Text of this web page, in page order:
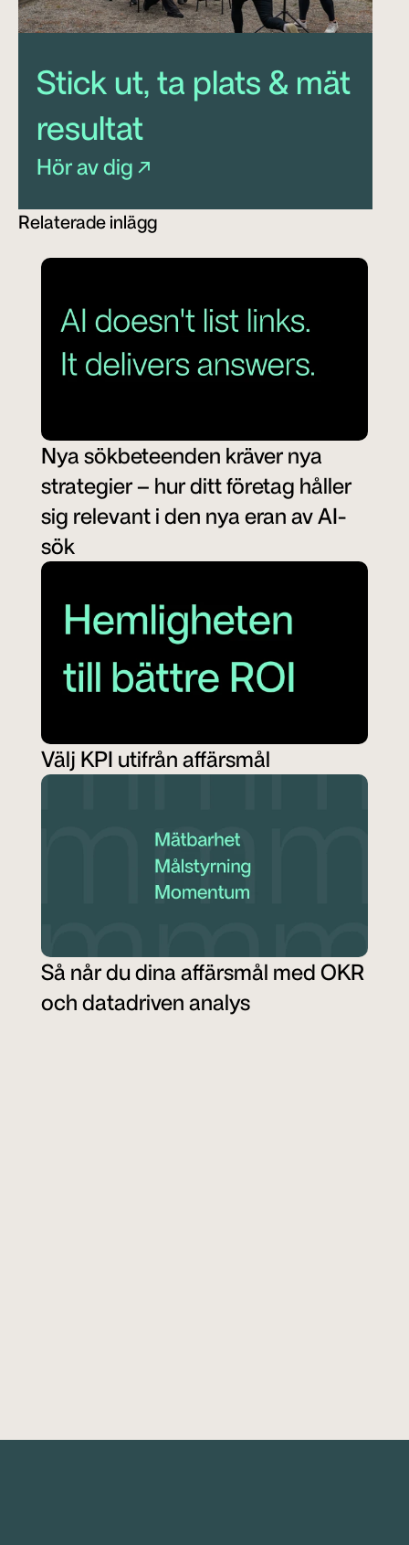
Stick ut, ta plats & mät
resultat
Hör av dig ↗
Relaterade inlägg
Nya sökbeteenden kräver nya
strategier – hur ditt företag håller
sig relevant i den nya eran av AI-
sök
Välj KPI utifrån affärsmål
Så når du dina affärsmål med OKR
och datadriven analys